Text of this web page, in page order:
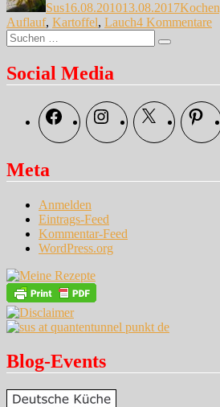
Sus16.08.201013.08.2017
Auflauf, Kartoffel, Lauch4 Kommentarezu
Suche
nach:
Suchen
Social Media
FacebookInstagramX
Meta
Anmelden
Eintrags-Feed
Kommentar-Feed
WordPress.org
Blog-Events